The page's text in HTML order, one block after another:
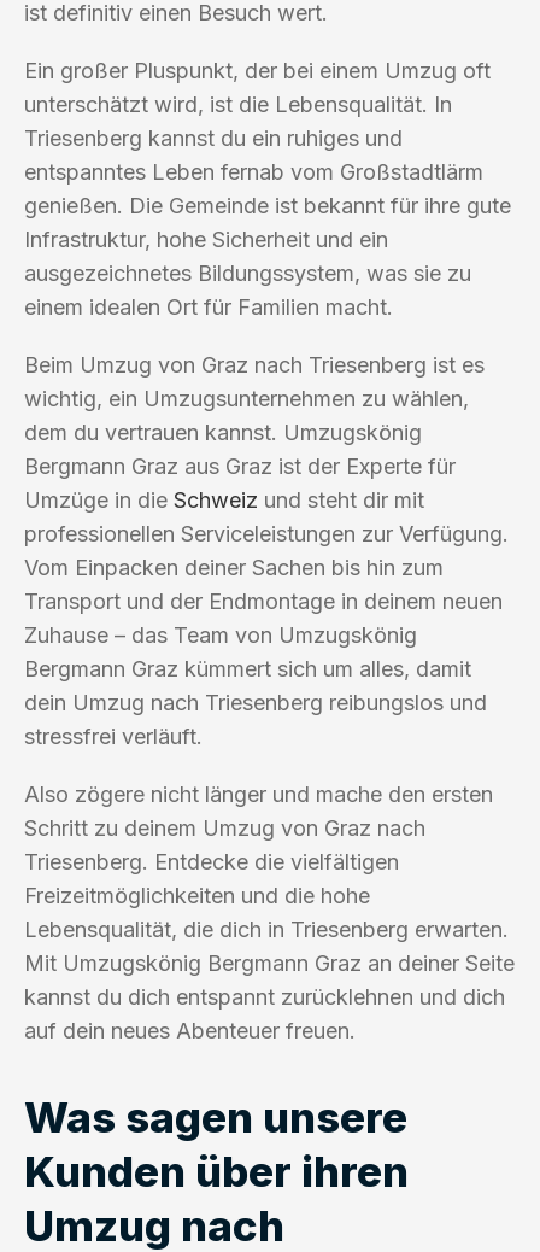
ist definitiv einen Besuch wert.
Ein großer Pluspunkt, der bei einem Umzug oft
unterschätzt wird, ist die Lebensqualität. In
Triesenberg kannst du ein ruhiges und
entspanntes Leben fernab vom Großstadtlärm
genießen. Die Gemeinde ist bekannt für ihre gute
Infrastruktur, hohe Sicherheit und ein
ausgezeichnetes Bildungssystem, was sie zu
einem idealen Ort für Familien macht.
Beim Umzug von Graz nach Triesenberg ist es
wichtig, ein Umzugsunternehmen zu wählen,
dem du vertrauen kannst. Umzugskönig
Bergmann Graz aus Graz ist der Experte für
Umzüge in die Schweiz und steht dir mit
professionellen Serviceleistungen zur Verfügung.
Vom Einpacken deiner Sachen bis hin zum
Transport und der Endmontage in deinem neuen
Zuhause – das Team von Umzugskönig
Bergmann Graz kümmert sich um alles, damit
dein Umzug nach Triesenberg reibungslos und
stressfrei verläuft.
Also zögere nicht länger und mache den ersten
Schritt zu deinem Umzug von Graz nach
Triesenberg. Entdecke die vielfältigen
Freizeitmöglichkeiten und die hohe
Lebensqualität, die dich in Triesenberg erwarten.
Mit Umzugskönig Bergmann Graz an deiner Seite
kannst du dich entspannt zurücklehnen und dich
auf dein neues Abenteuer freuen.
Was sagen unsere
Kunden über ihren
Umzug nach